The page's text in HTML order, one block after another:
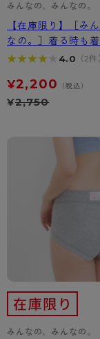
タイツ
- 無地タイ
- 柄タイツ
- ひざ下丈タ
ソックス・
レギンス・
- レギュラ
- サニタリ
- ガードル
肌着・イン
- タンクト
- カップ付
- スポーツブ
- スポーツ
- スポーツボ
雑貨・小物
レギュラー
サニタリー
ボクサー
hotto
Atsugi
BT
スクールタ
CLINICAL
ハイジュニ
よくある質
サイズ表
お支払い方
配送方法に
お問い合わ
みんなの、みんなの。
【在庫限り】［み
なの。］着る時も
ちんブラ
★★★★★
★★★★★ 4.0 （2件
¥2,200 （税込）
¥2,750
みんなの、みんなの。